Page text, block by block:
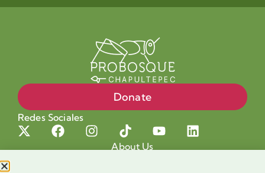
Donate
Redes Sociales
About Us